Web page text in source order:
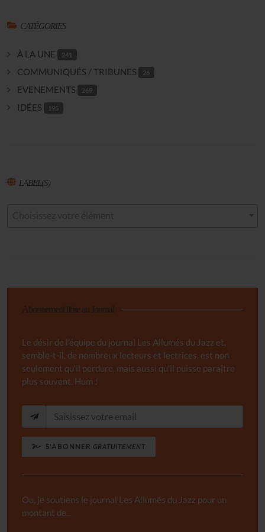
CATÉGORIES
À LA UNE 241
COMMUNIQUÉS / TRIBUNES 26
EVENEMENTS 269
IDÉES 195
LABEL(S)
Abonnement libre au Journal
Le désir de l'équipe du journal Les Allumés du Jazz et,
semble-t-il, de nombreux lecteurs et lectrices, est non
seulement qu'il perdure, mais aussi qu'il puisse paraître
plus souvent. Hum !
S'ABONNER GRATUITEMENT
Ou, je soutiens le journal Les Allumés du Jazz pour un
montant de...